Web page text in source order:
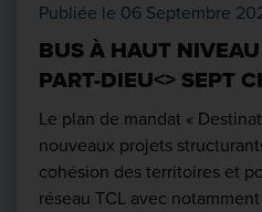
Publiée le 06 Septembre
BUS À HAUT
PART-DIEU<> SEPT
Le plan de mandat «
nouveaux projets
cohésion des territoires et
réseau TCL avec